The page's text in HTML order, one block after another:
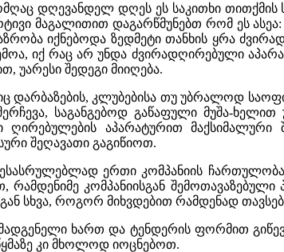
დღევანდელ დღეს ეს საკითხი
მაგალითით დაგარწმუნებთ რომ ეს
იქნებოდა ზედმეტი თანხის ყრა
იქ რაც არ უნდა ძვირადღირებული
უარესი შედეგი მიიღება.
დარბაზების, კლუბებისა თუ უბრალოდ
საგანგებოდ გაწაფული მუშა-
აპარატურით მაქსიმალური
შეღავათი გაგიწიოთ.
ერთი კომპანიის
კომპანიისგან
სხვა, როგორ მიხვდებით რამდენად
ხართ და ტენდერის ფორმით
კი მხოლოდ იოცნებოთ.